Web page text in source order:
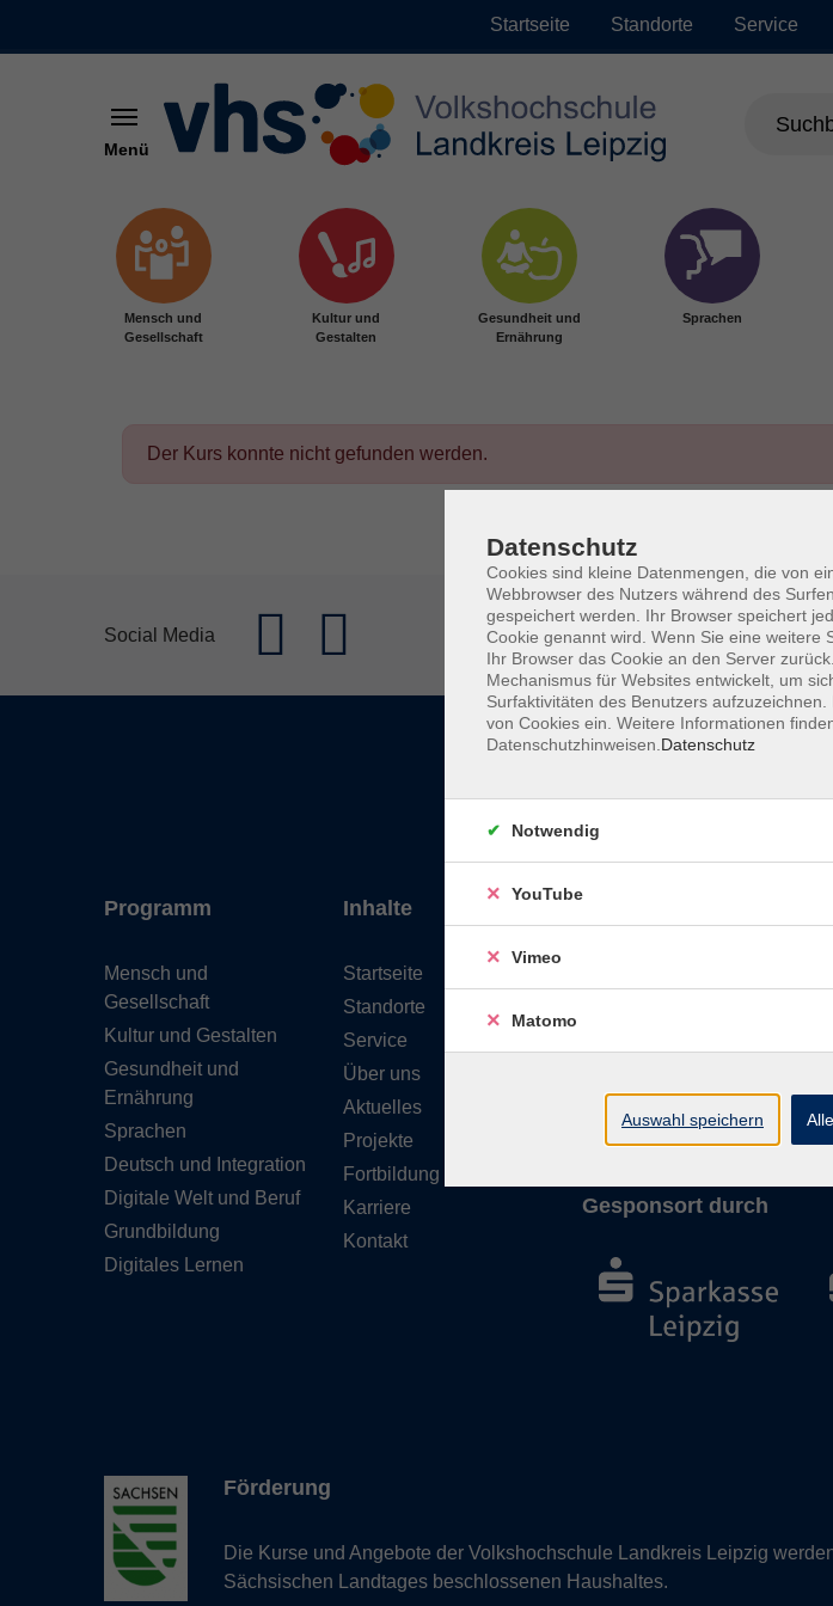
Startseite Standorte Service
Menü
Mensch und
Gesellschaft
Kultur und
Gestalten
Gesundheit und
Ernährung
Sprachen
Der Kurs konnte nicht gefunden werden.
Social Media Impressum
Programm
Mensch und
Gesellschaft
Kultur und Gestalten
Gesundheit und
Ernährung
Sprachen
Deutsch und Integration
Digitale Welt und Beruf
Grundbildung
Digitales Lernen
Inhalte
Startseite
Standorte
Service
Über uns
Aktuelles
Projekte
Fortbildung
Karriere
Kontakt
Gesponsort durch
Förderung
Die Kurse und Angebote der Volkshochschule Landkreis Leipzig
Sächsischen Landtages beschlossenen Haushaltes.
Datenschutz
Cookies sind kleine Datenmengen, die von
Webbrowser des Nutzers während des
gespeichert werden. Ihr Browser speichert
Cookie genannt wird. Wenn Sie eine weitere
Ihr Browser das Cookie an den Server
Mechanismus für Websites entwickelt, um
Surfaktivitäten des Benutzers
von Cookies ein. Weitere Informationen
Datenschutzhinweisen. Datenschutz
Notwendig
YouTube
Vimeo
Matomo
Auswahl speichern